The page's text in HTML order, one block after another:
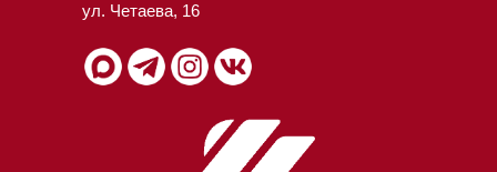
ул. Четаева, 16